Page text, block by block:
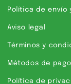
Política de envío
Aviso legal
Términos y
Métodos de pago
Política de